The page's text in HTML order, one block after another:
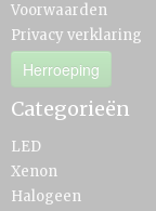
Voorwaarden
Privacy verklaring
Herroeping
Categorieën
LED
Xenon
Halogeen